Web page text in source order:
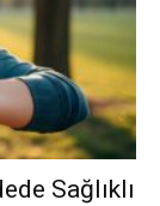
Sağlıklı